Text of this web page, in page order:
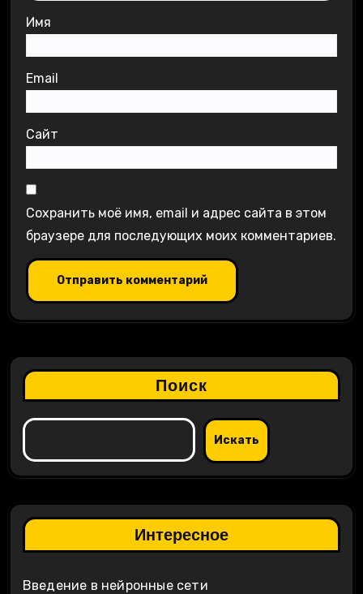
Имя
Email
Сайт
Сохранить моё имя, email и адрес сайта в этом
браузере для последующих моих комментариев.
Поиск
Искать
Интересное
Введение в нейронные сети